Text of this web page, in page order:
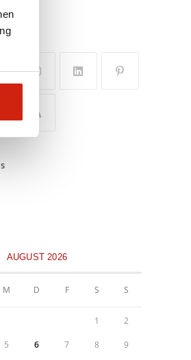
AUGUST 2026
M D F S S
1 2
5 6 7 8 9